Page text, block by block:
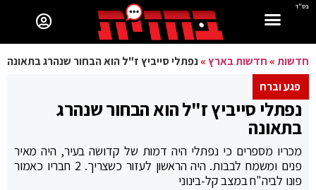
בס"ד
חדשות» חדשות בארץ»נפתלי סייביץ ז"ל הוא הבחור שנהרג בתאונה
פגע וברח
נפתלי סייביץ ז"ל הוא הבחור שנהרג
בתאונה
מכריו מספרים כי נפתלי היה דמות של קדושה בעיר, היה מאיר
פנים ומשמח לבבות. היה הראשון לעזור כשצריך. 2 חבריו כאמור
פונו לביה"ח במצב קל-בינוני